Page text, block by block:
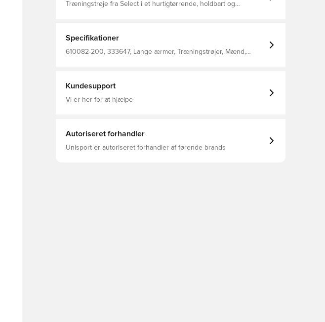
Træningstrøje fra Select i et hurtigtørrende, holdbart og
Specifikationer
610082-200, 333647, Lange ærmer, Træningstrøjer, Mænd,
Kundesupport
Vi er her for at hjælpe
Autoriseret forhandler
Unisport er autoriseret forhandler af førende brands